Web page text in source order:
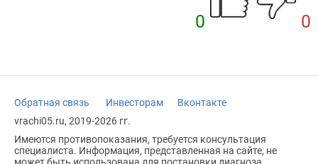
0 0
Обратная связь Инвесторам
Вконтакте
vrachi05.ru, 2019-2026 гг.
Имеются противопоказания, требуется консультация
специалиста. Информация, представленная на сайте, не